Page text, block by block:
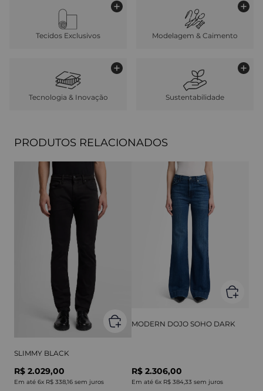
Tecidos Exclusivos Modelagem & Caimento
Tecnologia & Inovação Sustentabilidade
PRODUTOS RELACIONADOS
SLIMMY BLACK
R$ 2.029,00
Em até 6x R$ 338,16 sem juros
MODERN DOJO SOHO DARK
R$ 2.306,00
Em até 6x R$ 384,33 sem juros